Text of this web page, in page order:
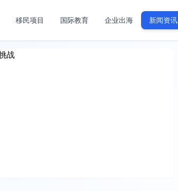
移民项目 国际教育 企业出海 新闻资讯